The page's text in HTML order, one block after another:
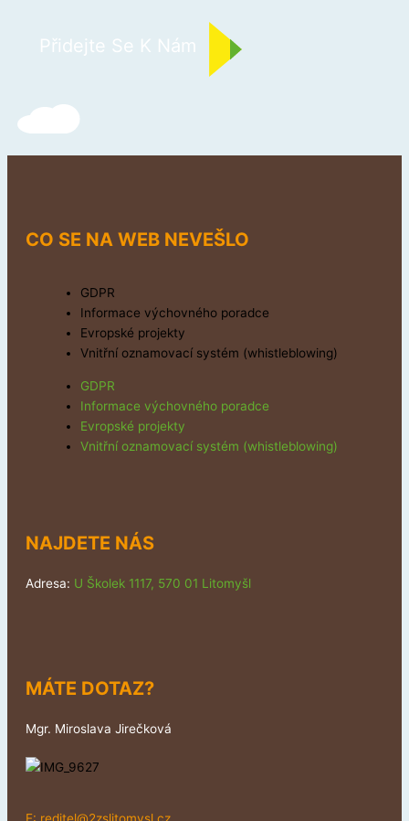
Přidejte Se K Nám
CO SE NA WEB NEVEŠLO
GDPR
Informace výchovného poradce
Evropské projekty
Vnitřní oznamovací systém (whistleblowing)
GDPR
Informace výchovného poradce
Evropské projekty
Vnitřní oznamovací systém (whistleblowing)
NAJDETE NÁS
Adresa: U Školek 1117, 570 01 Litomyšl
MÁTE DOTAZ?
Mgr. Miroslava Jirečková